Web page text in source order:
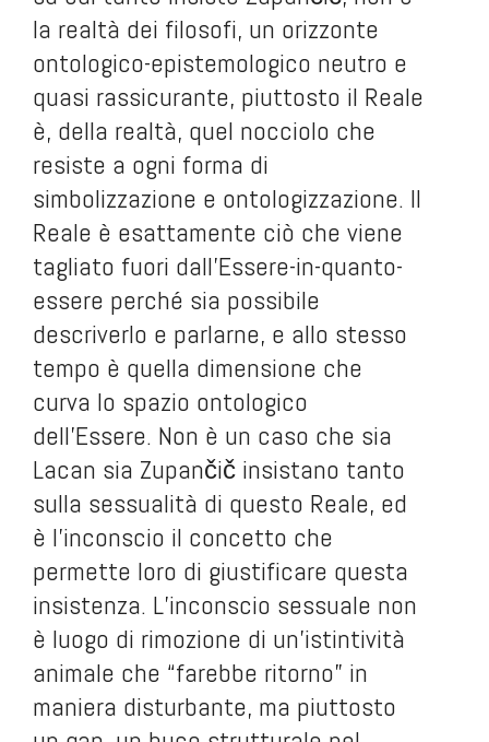
la realtà dei filosofi, un orizzonte
ontologico-epistemologico neutro e
quasi rassicurante, piuttosto il Reale
è, della realtà, quel nocciolo che
resiste a ogni forma di
simbolizzazione e ontologizzazione. Il
Reale è esattamente ciò che viene
tagliato fuori dall’Essere-in-quanto-
essere perché sia possibile
descriverlo e parlarne, e allo stesso
tempo è quella dimensione che
curva lo spazio ontologico
dell’Essere. Non è un caso che sia
Lacan sia Zupančič insistano tanto
sulla sessualità di questo Reale, ed
è l’inconscio il concetto che
permette loro di giustificare questa
insistenza. L’inconscio sessuale non
è luogo di rimozione di un’istintività
animale che “farebbe ritorno” in
maniera disturbante, ma piuttosto